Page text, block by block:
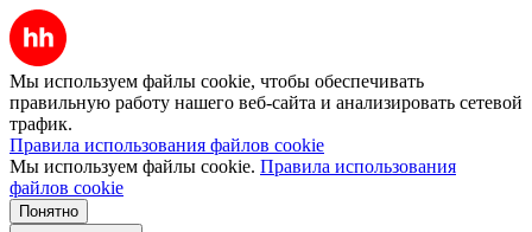
Мы используем файлы cookie, чтобы обеспечивать
правильную работу нашего веб-сайта и анализировать сетевой
трафик.
Правила использования файлов cookie
Мы используем файлы cookie. Правила использования
файлов cookie
Понятно